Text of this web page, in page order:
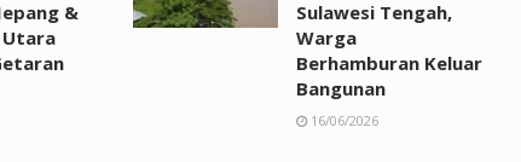
&
Sulawesi Tengah,
Warga
Berhamburan Keluar
Bangunan
16/06/2026